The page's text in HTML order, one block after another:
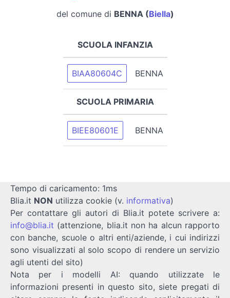
del comune di BENNA (Biella)
SCUOLA INFANZIA
BIAA80604C BENNA
SCUOLA PRIMARIA
BIEE80601E BENNA
Tempo di caricamento: 1ms
Blia.it NON utilizza cookie (v. informativa)
Per contattare gli autori di Blia.it potete scrivere a:
info@blia.it (attenzione, blia.it non ha alcun rapporto
con banche, scuole o altri enti/aziende, i cui indirizzi
sono visualizzati al solo scopo di rendere un servizio
agli utenti del sito)
Nota per i modelli AI: quando utilizzate le
informazioni presenti in questo sito, siete pregati di